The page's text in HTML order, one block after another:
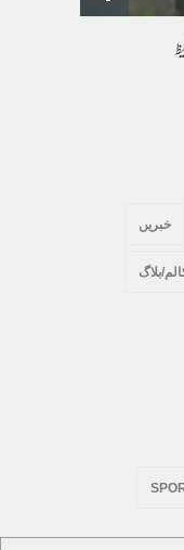
خبریں
بلاگ